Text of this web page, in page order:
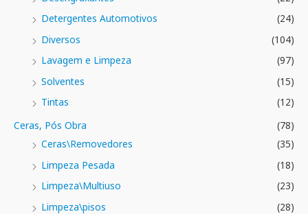
Detergentes Automotivos
(24)
Diversos
(104)
Lavagem e Limpeza
(97)
Solventes
(15)
Tintas
(12)
Ceras, Pós Obra
(78)
Ceras\Removedores
(35)
Limpeza Pesada
(18)
Limpeza\Multiuso
(23)
Limpeza\pisos
(28)